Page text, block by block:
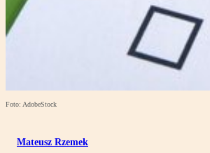
Foto: AdobeStock
Mateusz Rzemek